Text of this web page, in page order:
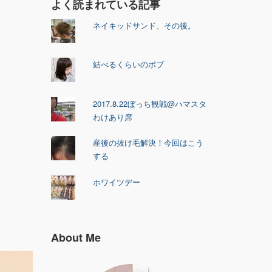
よく読まれている記事
ネイキッドサンド、その後。
結べるくらいのボブ
2017.8.22ぼっち観戦@ハマスタ
わけあり席
産後の抜け毛解決！今回はこう
する
ホワイツデー
About Me